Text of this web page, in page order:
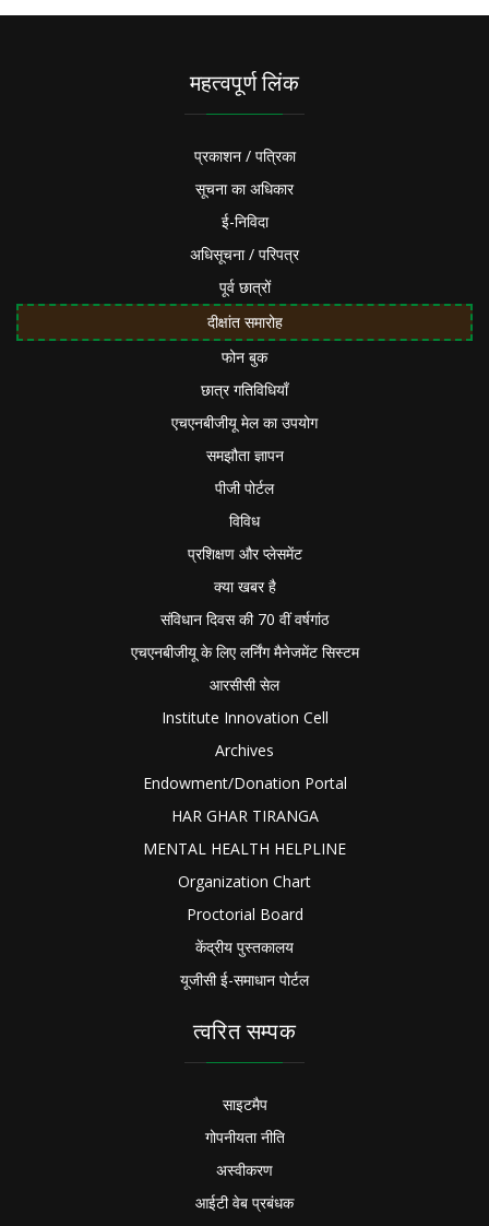
महत्वपूर्ण लिंक
प्रकाशन / पत्रिका
सूचना का अधिकार
ई-निविदा
अधिसूचना / परिपत्र
पूर्व छात्रों
दीक्षांत समारोह
फोन बुक
छात्र गतिविधियाँ
एचएनबीजीयू मेल का उपयोग
समझौता ज्ञापन
पीजी पोर्टल
विविध
प्रशिक्षण और प्लेसमेंट
क्या खबर है
संविधान दिवस की 70 वीं वर्षगांठ
एचएनबीजीयू के लिए लर्निंग मैनेजमेंट सिस्टम
आरसीसी सेल
Institute Innovation Cell
Archives
Endowment/Donation Portal
HAR GHAR TIRANGA
MENTAL HEALTH HELPLINE
Organization Chart
Proctorial Board
केंद्रीय पुस्तकालय
यूजीसी ई-समाधान पोर्टल
त्वरित सम्पक
साइटमैप
गोपनीयता नीति
अस्वीकरण
आईटी वेब प्रबंधक